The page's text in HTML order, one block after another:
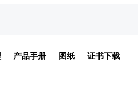
产品手册 图纸 证书下载